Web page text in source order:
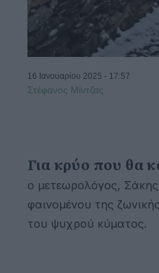
16 Ιανουαρίου 2025 - 17:57
Στέφανος Μίντζας
Για κρύο που θα
ο μετεωρολόγος,
φαινομένου της
του ψυχρού κύματος.